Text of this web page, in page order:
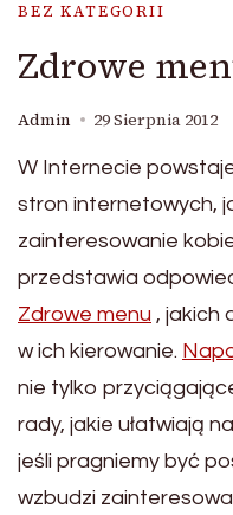
BEZ KATEGORII
Zdrowe
Admin 29 Sierpnia 2012
W Internecie
stron internetowych,
zainteresowanie
przedstawia
Zdrowe menu , jakich
w ich kierowanie.
nie tylko
rady, jakie ułatwiają
jeśli pragniemy być
wzbudzi